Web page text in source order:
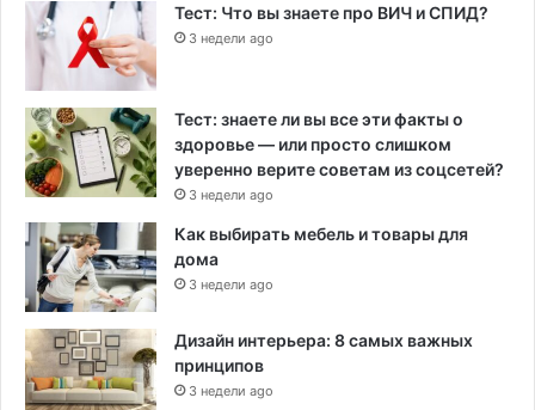
Тест: Что вы знаете про ВИЧ и СПИД?
3 недели ago
Тест: знаете ли вы все эти факты о
здоровье — или просто слишком
уверенно верите советам из соцсетей?
3 недели ago
Как выбирать мебель и товары для
дома
3 недели ago
Дизайн интерьера: 8 самых важных
принципов
3 недели ago